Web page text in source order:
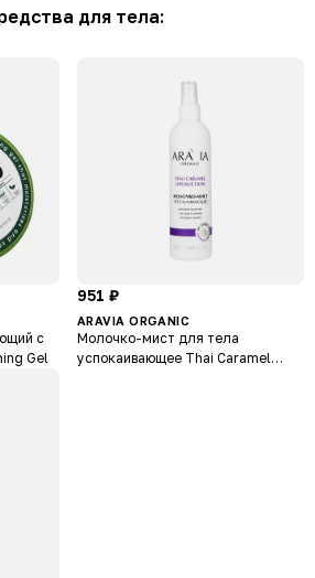
для тела:
с
Gel
951 ₽
ARAVIA ORGANIC
Молочко-мист для тела
успокаивающее Thai Caramel